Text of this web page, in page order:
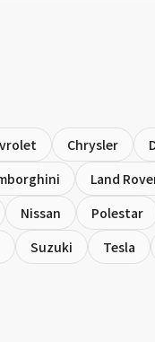
Chrysler
Land
Nissan
Polestar
Suzuki
Tesla